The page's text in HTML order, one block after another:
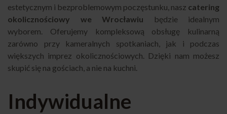
estetycznym i bezproblemowym poczęstunku, nasz catering
okolicznościowy we Wrocławiu będzie idealnym
wyborem. Oferujemy kompleksową obsługę kulinarną
zarówno przy kameralnych spotkaniach, jak i podczas
większych imprez okolicznościowych. Dzięki nam możesz
skupić się na gościach, a nie na kuchni.
Indywidualne